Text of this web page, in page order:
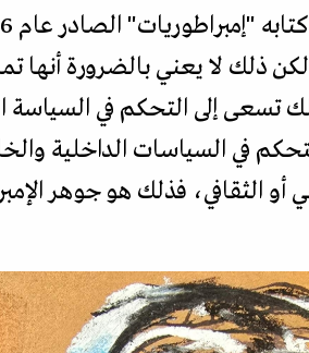
ذلك لا يعني بالضرورة أنها
تسعى إلى التحكم في السياسة
في السياسات الداخلية
أو الثقافي، فذلك هو جوهر